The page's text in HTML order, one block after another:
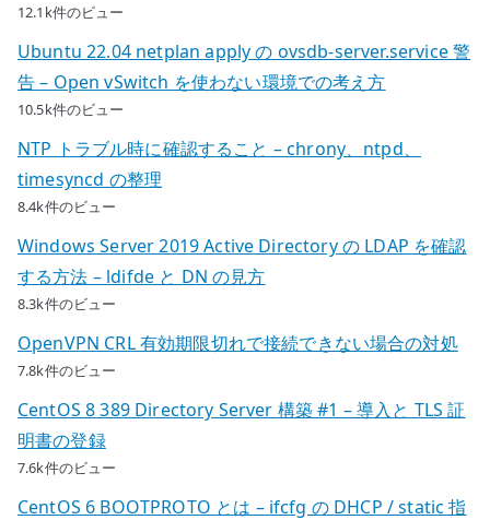
12.1k件のビュー
Ubuntu 22.04 netplan apply の ovsdb-server.service 警
告 – Open vSwitch を使わない環境での考え方
10.5k件のビュー
NTP トラブル時に確認すること – chrony、ntpd、
timesyncd の整理
8.4k件のビュー
Windows Server 2019 Active Directory の LDAP を確認
する方法 – ldifde と DN の見方
8.3k件のビュー
OpenVPN CRL 有効期限切れで接続できない場合の対処
7.8k件のビュー
CentOS 8 389 Directory Server 構築 #1 – 導入と TLS 証
明書の登録
7.6k件のビュー
CentOS 6 BOOTPROTO とは – ifcfg の DHCP / static 指